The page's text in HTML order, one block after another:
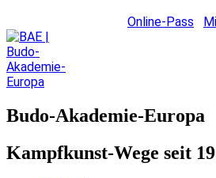
Online-Pass
Budo-Akademie-Europa
Kampfkunst-Wege seit